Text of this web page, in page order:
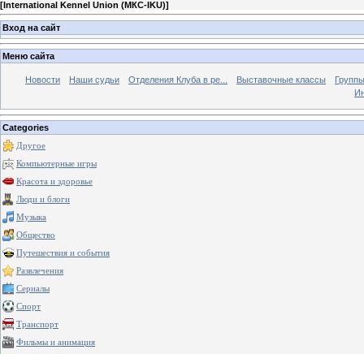
[International Kennel Union (МКС-IKU)]
Вход на сайт
Меню сайта
Новости Наши судьи Отделения Клуба в ре... Выставочные классы
Categories
Другое
Компьютерные игры
Красота и здоровье
Люди и блоги
Музыка
Общество
Путешествия и события
Развлечения
Сериалы
Спорт
Транспорт
Фильмы и анимация